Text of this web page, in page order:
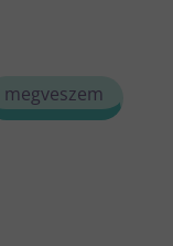
megveszem